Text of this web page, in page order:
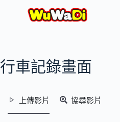
行車記錄畫面
上傳影片 協尋影片